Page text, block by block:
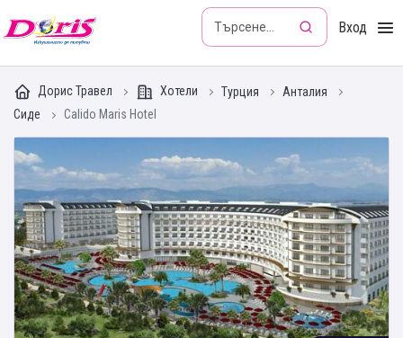
Doris - Изкушението да пътуваш Вход
Дорис Травел Хотели Турция
Анталия
Сиде
Calido Maris Hotel